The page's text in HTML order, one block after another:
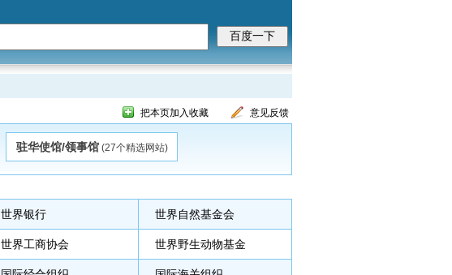
把本页加入收藏 意见反馈
驻华使馆/领事馆(27个精选网站)
世界银行 世界自然基金会
世界工商协会 世界野生动物基金